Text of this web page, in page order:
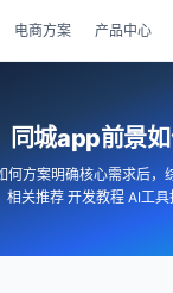
电商方案 产品中心
同城app前景
何方案明确核心需求后，
相关推荐 开发教程 AI工